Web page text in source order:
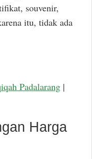
souvenir,
itu, tidak ada
Padalarang |
Harga